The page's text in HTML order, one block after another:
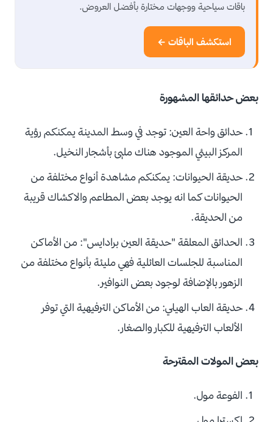
باقات سياحية ووجهات مختارة بأفضل العروض.
استكشف الباقات ←
بعض حدائقها المشهورة
حدائق واحة العين: توجد في وسط المدينة يمكنكم رؤية
المركز البيئي الموجود هناك مليئ بأشجار النخيل.
حديقة الحيوانات: يمكنكم مشاهدة أنواع مختلفة من
الحيوانات كما انه يوجد بعض المطاعم والاكشاك قريبة
من الحديقة.
الحدائق المعلقة "حديقة العين برادايس": من الأماكن
المناسبة للجلسات العائلية فهي مليئة بأنواع مختلفة من
الزهور بالإضافة لوجود بعض النوافير.
حديقة العاب الهيلي: من الأماكن الترفيهية التي توفر
الألعاب الترفيهية للكبار والصغار.
بعض المولات المقترحة
الفوعة مول.